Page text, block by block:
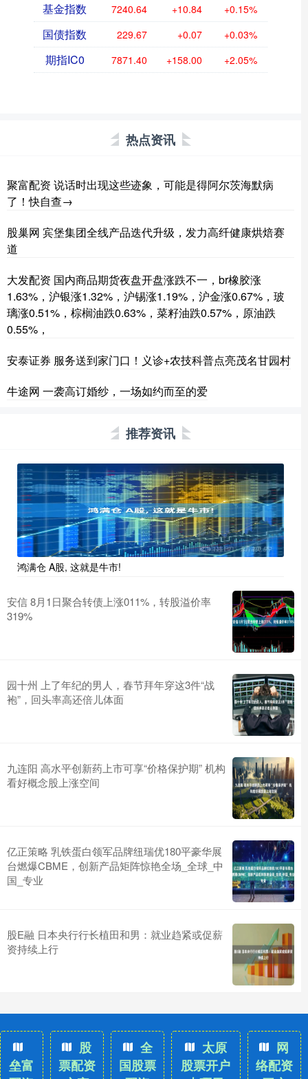
基金指数 7240.64 +10.84 +0.15%
国债指数 229.67 +0.07 +0.03%
期指IC0 7871.40 +158.00 +2.05%
热点资讯
聚富配资 说话时出现这些迹象，可能是得阿尔茨海默病
了！快自查→
股巢网 宾堡集团全线产品迭代升级，发力高纤健康烘焙赛
道
大发配资 国内商品期货夜盘开盘涨跌不一，br橡胶涨
1.63%，沪银涨1.32%，沪锡涨1.19%，沪金涨0.67%，玻
璃涨0.51%，棕榈油跌0.63%，菜籽油跌0.57%，原油跌
0.55%，
安泰证券 服务送到家门口！义诊+农技科普点亮茂名甘园村
牛途网 一袭高订婚纱，一场如约而至的爱
推荐资讯
鸿满仓 A股, 这就是牛市!
安信 8月1日聚合转债上涨011%，转股溢价率
319%
园十州 上了年纪的男人，春节拜年穿这3件“战
袍”，回头率高还倍儿体面
九连阳 高水平创新药上市可享“价格保护期” 机构
看好概念股上涨空间
亿正策略 乳铁蛋白领军品牌纽瑞优180平豪华展
台燃爆CBME，创新产品矩阵惊艳全场_全球_中
国_专业
股E融 日本央行行长植田和男：就业趋紧或促薪
资持续上行
垒富
股
票配资
全
国股票
太原
股票开户
网
络配资